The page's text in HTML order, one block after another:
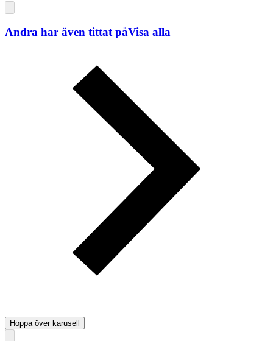
Andra har även tittat påVisa alla
Hoppa över karusell